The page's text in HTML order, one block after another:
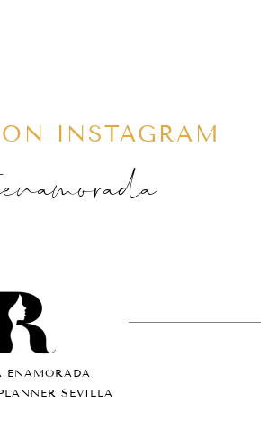
INSTAGRAM
ENAMORADA
SEVILLA